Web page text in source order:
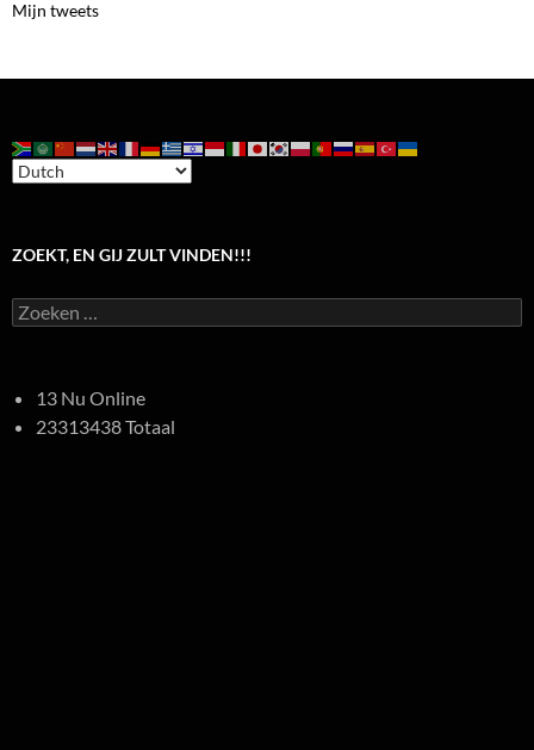
Mijn tweets
ZOEKT, EN GIJ ZULT VINDEN!!!
Zoeken
naar:
13 Nu Online
23313438 Totaal